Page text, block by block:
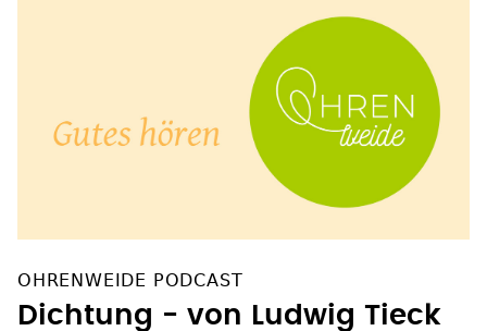
OHRENWEIDE PODCAST
Dichtung - von Ludwig Tieck